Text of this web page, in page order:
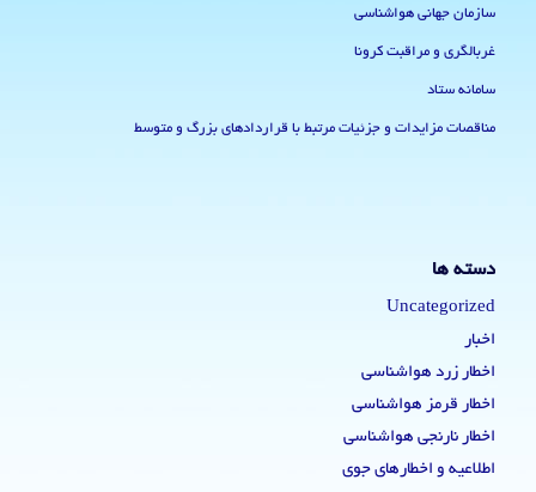
سازمان جهانی هواشناسی
غربالگری و مراقبت کرونا
سامانه ستاد
مناقصات مزایدات و جزئیات مرتبط با قراردادهای بزرگ و متوسط
دسته ها
Uncategorized
اخبار
اخطار زرد هواشناسی
اخطار قرمز هواشناسی
اخطار نارنجی هواشناسی
اطلاعیه و اخطارهای جوی